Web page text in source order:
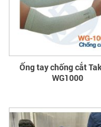
Ống tay chống cắt
WG1000